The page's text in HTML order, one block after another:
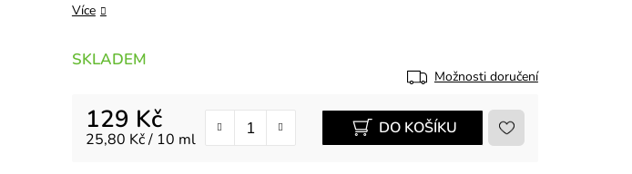
Více
SKLADEM
Možnosti doručení
129 Kč
Měrná cena:
25,80 Kč / 10 ml
DO KOŠÍKU